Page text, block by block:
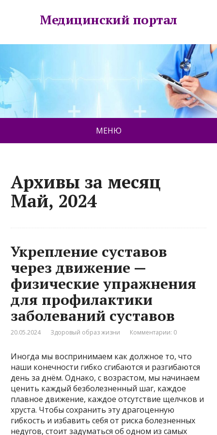
Медицинский портал
МЕНЮ
Архивы за месяц
Май, 2024
Укрепление суставов
через движение —
физические упражнения
для профилактики
заболеваний суставов
20.05.2024 Здоровый образ жизни Комментарии: 0
Иногда мы воспринимаем как должное то, что
наши конечности гибко сгибаются и разгибаются
день за днём. Однако, с возрастом, мы начинаем
ценить каждый безболезненный шаг, каждое
плавное движение, каждое отсутствие щелчков и
хруста. Чтобы сохранить эту драгоценную
гибкость и избавить себя от риска болезненных
недугов, стоит задуматься об одном из самых